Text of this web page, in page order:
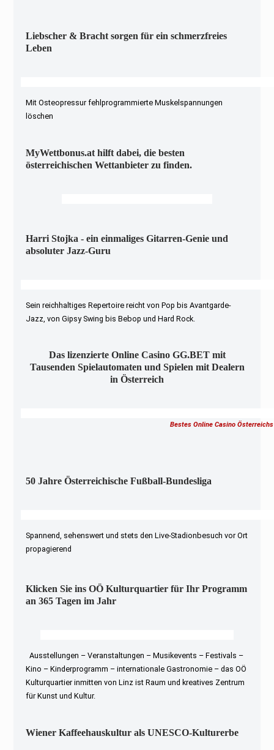
Liebscher & Bracht sorgen für ein schmerzfreies
Leben
Mit Osteopressur fehlprogrammierte Muskelspannungen
löschen
MyWettbonus.at hilft dabei, die besten
österreichischen Wettanbieter zu finden.
Harri Stojka - ein einmaliges Gitarren-Genie und
absoluter Jazz-Guru
Sein reichhaltiges Repertoire reicht von Pop bis Avantgarde-
Jazz, von Gipsy Swing bis Bebop und Hard Rock.
Das lizenzierte Online Casino GG.BET mit
Tausenden Spielautomaten und Spielen mit Dealern
in Österreich
Bestes Online Casino Österreichs
50 Jahre Österreichische Fußball-Bundesliga
Spannend, sehenswert und stets den Live-Stadionbesuch vor Ort
propagierend
Klicken Sie ins OÖ Kulturquartier für Ihr Programm
an 365 Tagen im Jahr
Ausstellungen – Veranstaltungen – Musikevents – Festivals –
Kino – Kinderprogramm – internationale Gastronomie – das OÖ
Kulturquartier inmitten von Linz ist Raum und kreatives Zentrum
für Kunst und Kultur.
Wiener Kaffeehauskultur als UNESCO-Kulturerbe